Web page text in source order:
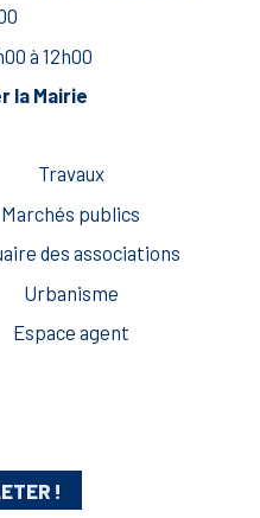
à 12h00
la Mairie
Travaux
Marchés publics
des associations
Urbanisme
Espace agent
!